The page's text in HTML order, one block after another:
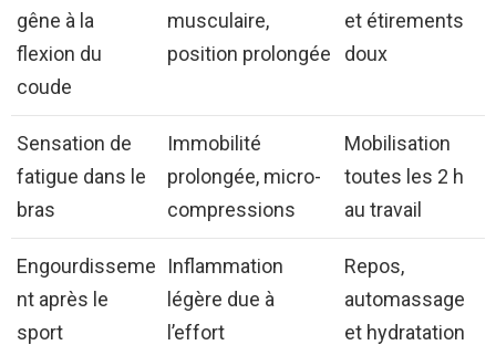
gêne à la
flexion du
coude
musculaire,
position prolongée
et étirements
doux
Sensation de
fatigue dans le
bras
Immobilité
prolongée, micro-
compressions
Mobilisation
toutes les 2 h
au travail
Engourdisseme
nt après le
sport
Inflammation
légère due à
l’effort
Repos,
automassage
et hydratation